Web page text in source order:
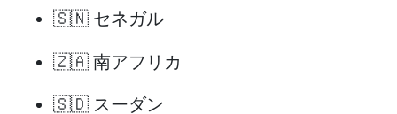
🇸🇳 セネガル
🇿🇦 南アフリカ
🇸🇩 スーダン